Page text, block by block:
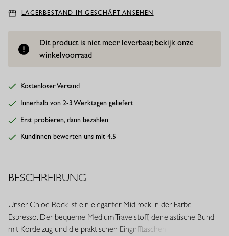
LAGERBESTAND IM GESCHÄFT ANSEHEN
Dit product is niet meer leverbaar, bekijk onze
winkelvoorraad
Kostenloser Versand
Innerhalb von 2-3 Werktagen geliefert
Erst probieren, dann bezahlen
Kundinnen bewerten uns mit 4.5
BESCHREIBUNG
Unser Chloe Rock ist ein eleganter Midirock in der Farbe
Espresso. Der bequeme Medium Travelstoff, der elastische Bund
mit Kordelzug und die praktischen Eingrifftaschen machen dieses